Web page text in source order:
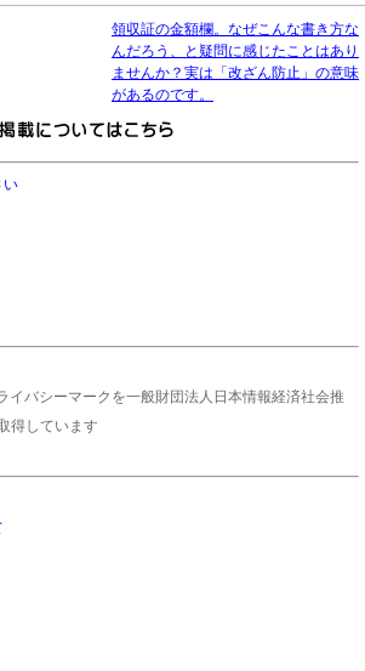
領収証の金額欄。なぜこんな書き方な
んだろう、と疑問に感じたことはあり
ませんか？実は「改ざん防止」の意味
があるのです。
い
イバシーマークを一般財団法人日本情報経済社会推
得しています